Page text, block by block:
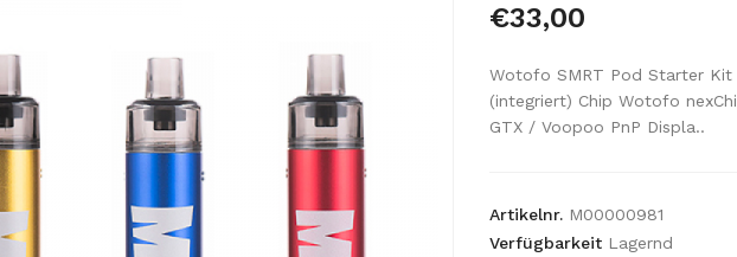
€33,00
Wotofo SMRT Pod Starter Kit
(integriert) Chip Wotofo
GTX / Voopoo PnP Displa..
Artikelnr. M00000981
Verfügbarkeit Lagernd